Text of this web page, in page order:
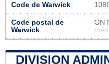
Code de Warwick
Code postal de
Warwick
ON
DIVISION